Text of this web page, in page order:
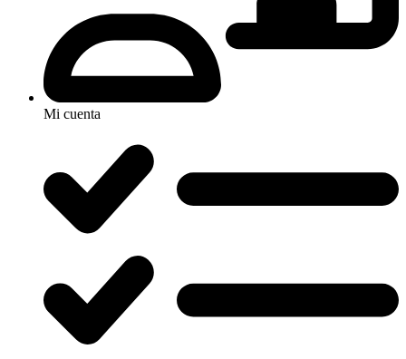
Mi cuenta